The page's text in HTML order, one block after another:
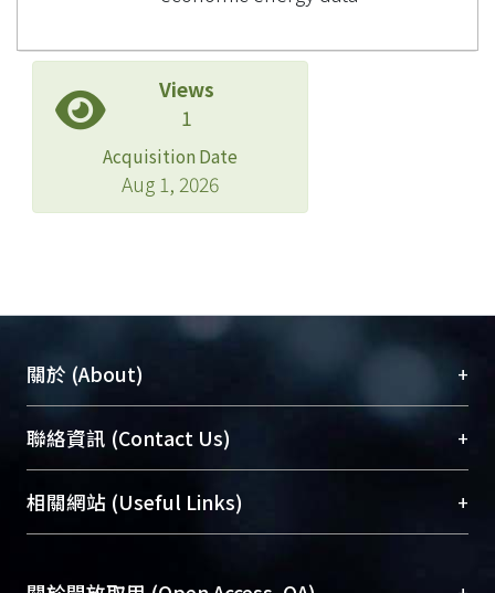
Views
1
Acquisition Date
Aug 1, 2026
關於 (About) +
臺大位居世界頂尖大學之列，為永久珍藏及向國際
展現本校豐碩的研究成果及學術能量，圖書館整合
機構典藏（NTUR）與學術庫（AH）不同功能平
台，成為臺大學術典藏NTU scholars。期能整合研
成果。
聯絡資訊 (Contact Us) +
總館學科館員(Main Library)
醫學圖書館學科館員(Medical Library)
Sciences Library)
相關網站 (Useful Links) +